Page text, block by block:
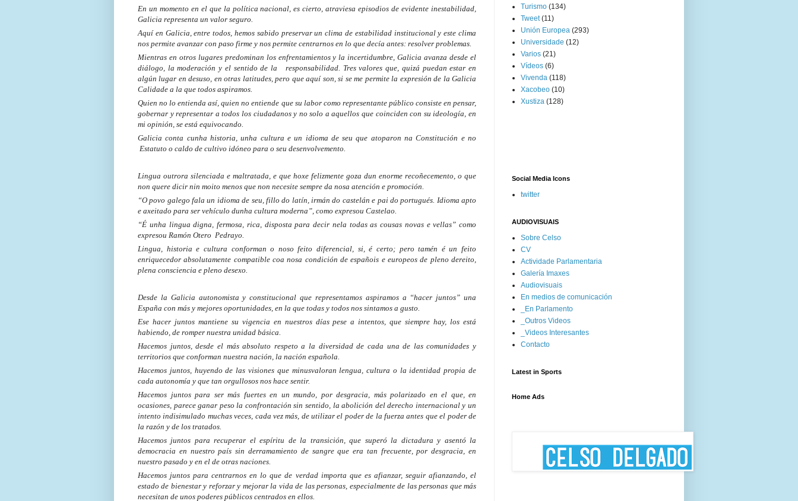
En un momento en el que la política nacional, es cierto, atraviesa episodios de evidente inestabilidad,
Galicia representa un valor seguro.
Aquí en Galicia, entre todos, hemos sabido preservar un clima de estabilidad institucional y este clima
nos permite avanzar con paso firme y nos permite centrarnos en lo que decía antes: resolver problemas.
Mientras en otros lugares predominan los enfrentamientos y la incertidumbre, Galicia avanza desde el
diálogo, la moderación y el sentido de la responsabilidad. Tres valores que, quizá puedan estar en
algún lugar en desuso, en otras latitudes, pero que aquí son, si se me permite la expresión de la Galicia
Calidade a la que todos aspiramos.
Quien no lo entienda así, quien no entiende que su labor como representante público consiste en pensar,
gobernar y representar a todos los ciudadanos y no solo a aquellos que coinciden con su ideología, en
mi opinión, se está equivocando.
Galicia conta cunha historia, unha cultura e un idioma de seu que atoparon na Constitución e no
Estatuto o caldo de cultivo idóneo para o seu desenvolvemento.
Lingua outrora silenciada e maltratada, e que hoxe felizmente goza dun enorme recoñecemento, o que
non quere dicir nin moito menos que non necesite sempre da nosa atención e promoción.
“O povo galego fala un idioma de seu, fillo do latín, irmán do castelán e pai do portugués. Idioma apto
e axeitado para ser vehículo dunha cultura moderna”, como expresou Castelao.
“É unha lingua digna, fermosa, rica, disposta para decir nela todas as cousas novas e vellas” como
expresou Ramón Otero Pedrayo.
Lingua, historia e cultura conforman o noso feito diferencial, si, é certo; pero tamén é un feito
enriquecedor absolutamente compatible coa nosa condición de españois e europeos de pleno dereito,
plena consciencia e pleno desexo.
Desde la Galicia autonomista y constitucional que representamos aspiramos a “hacer juntos” una
España con más y mejores oportunidades, en la que todas y todos nos sintamos a gusto.
Ese hacer juntos mantiene su vigencia en nuestros días pese a intentos, que siempre hay, los está
habiendo, de romper nuestra unidad básica.
Hacemos juntos, desde el más absoluto respeto a la diversidad de cada una de las comunidades y
territorios que conforman nuestra nación, la nación española.
Hacemos juntos, huyendo de las visiones que minusvaloran lengua, cultura o la identidad propia de
cada autonomía y que tan orgullosos nos hace sentir.
Hacemos juntos para ser más fuertes en un mundo, por desgracia, más polarizado en el que, en
ocasiones, parece ganar peso la confrontación sin sentido, la abolición del derecho internacional y un
intento indisimulado muchas veces, cada vez más, de utilizar el poder de la fuerza antes que el poder de
la razón y de los tratados.
Hacemos juntos para recuperar el espíritu de la transición, que superó la dictadura y asentó la
democracia en nuestro país sin derramamiento de sangre que era tan frecuente, por desgracia, en
nuestro pasado y en el de otras naciones.
Hacemos juntos para centrarnos en lo que de verdad importa que es afianzar, seguir afianzando, el
estado de bienestar y reforzar y mejorar la vida de las personas, especialmente de las personas que más
necesitan de unos poderes públicos centrados en ellos.
Turismo (134)
Tweet (11)
Unión Europea (293)
Universidade (12)
Varios (21)
Vídeos (6)
Vivenda (118)
Xacobeo (10)
Xustiza (128)
Social Media Icons
twitter
AUDIOVISUAIS
Sobre Celso
CV
Actividade Parlamentaria
Galería Imaxes
Audiovisuais
En medios de comunicación
_En Parlamento
_Outros Videos
_Videos Interesantes
Contacto
Latest in Sports
Home Ads